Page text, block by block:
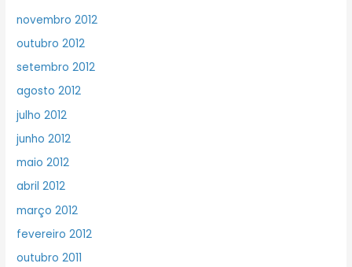
novembro 2012
outubro 2012
setembro 2012
agosto 2012
julho 2012
junho 2012
maio 2012
abril 2012
março 2012
fevereiro 2012
outubro 2011